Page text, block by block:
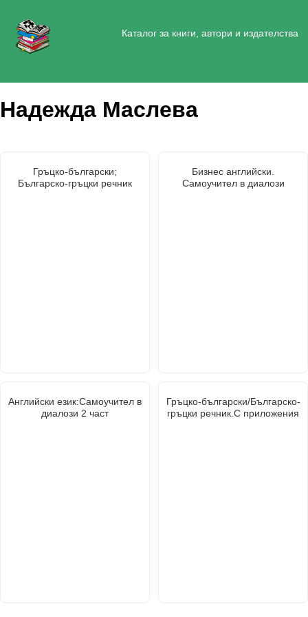
Каталог за книги, автори и издателства
Надежда Маслева
Гръцко-български;
Българско-гръцки речник
Бизнес английски.
Самоучител в диалози
Английски език:Самоучител в
диалози 2 част
Гръцко-български/Българско-
гръцки речник.С приложения